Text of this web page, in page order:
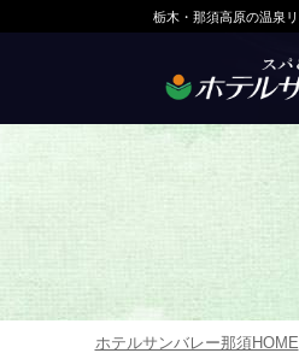
栃木・那須高原の温泉
ホテルサンバレー那須HOME